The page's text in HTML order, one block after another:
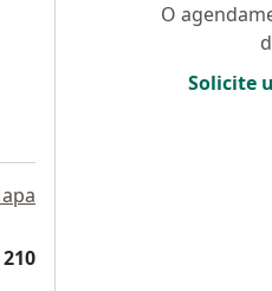
210
O
Solicite